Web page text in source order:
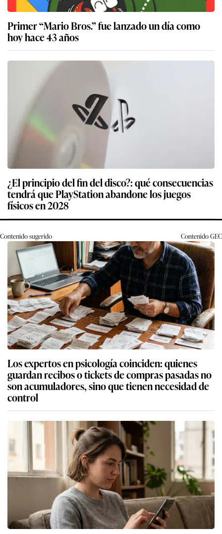
Primer “Mario Bros.” fue lanzado un día como
hoy hace 43 años
¿El principio del fin del disco?: qué consecuencias
tendrá que PlayStation abandone los juegos
físicos en 2028
Contenido sugerido ContenidoGEC
Los expertos en psicología coinciden: quienes
guardan recibos o tickets de compras pasadas no
son acumuladores, sino que tienen necesidad de
control